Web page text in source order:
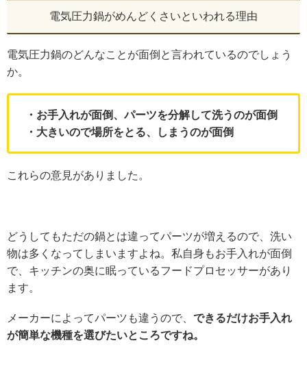
電気圧力鍋がめんどくさいといわれる理由
電気圧力鍋のどんなことが面倒と言われているのでしょう
か。
・お手入れが面倒、パーツを分解して洗うのが面倒
・大きいので場所をとる、しまうのが面倒
これらの意見がありました。
どうしてもただの鍋とは違ってパーツが増えるので、洗い
物は多くなってしまいますよね。私自身もお手入れが面倒
で、キッチンの奥に眠っているフードプロセッサーがあり
ます。
メーカーによってパーツも違うので、 できるだけお手入れ
が簡単な機種を選びたいところですね。